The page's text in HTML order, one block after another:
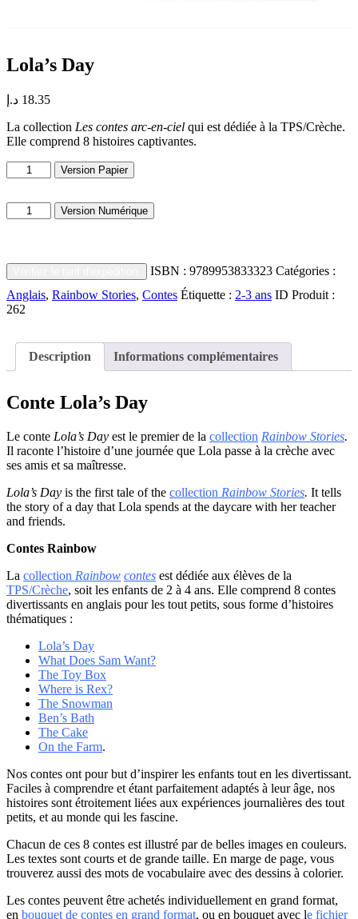
Lola’s Day
18.35 د.إ
La collection Les contes arc-en-ciel qui est dédiée à la TPS/Crèche.
Elle comprend 8 histoires captivantes.
quantité
de
Version Papier
quantité
de
Version Numérique
ISBN : 9789953833323 Catégories :
Anglais, Rainbow Stories, Contes Étiquette : 2-3 ans ID Produit :
262
Description Informations complémentaires
Conte Lola’s Day
Le conte Lola’s Day est le premier de la collection Rainbow Stories.
Il raconte l’histoire d’une journée que Lola passe à la crèche avec
ses amis et sa maîtresse.
Lola’s Day is the first tale of the collection Rainbow Stories. It tells
the story of a day that Lola spends at the daycare with her teacher
and friends.
Contes Rainbow
La collection Rainbow contes est dédiée aux élèves de la
TPS/Crèche, soit les enfants de 2 à 4 ans. Elle comprend 8 contes
divertissants en anglais pour les tout petits, sous forme d’histoires
thématiques :
Lola’s Day
What Does Sam Want?
The Toy Box
Where is Rex?
The Snowman
Ben’s Bath
The Cake
On the Farm.
Nos contes ont pour but d’inspirer les enfants tout en les divertissant.
Faciles à comprendre et étant parfaitement adaptés à leur âge, nos
histoires sont étroitement liées aux expériences journalières des tout
petits, et au monde qui les fascine.
Chacun de ces 8 contes est illustré par de belles images en couleurs.
Les textes sont courts et de grande taille. En marge de page, vous
trouverez aussi des mots de vocabulaire avec des dessins à colorier.
Les contes peuvent être achetés individuellement en grand format,
en bouquet de contes en grand format, ou en bouquet avec le fichier